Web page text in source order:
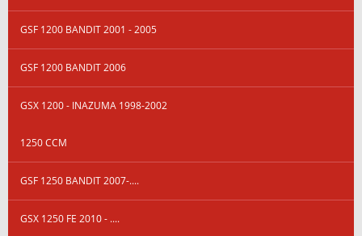
GSF 1200 BANDIT 2001 - 2005
GSF 1200 BANDIT 2006
GSX 1200 - INAZUMA 1998-2002
1250 CCM
GSF 1250 BANDIT 2007-....
GSX 1250 FE 2010 - ....